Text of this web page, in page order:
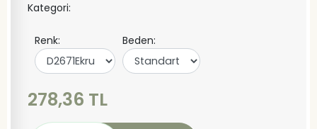
Kategori:
Renk: Beden:
278,36 TL